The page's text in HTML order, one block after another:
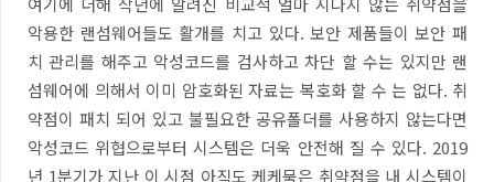
악용한 랜섬웨어들도 활개를 치고 있다.보안 제품들이 보안 패
치 관리를 해주고 악성코드를 검사하고 차단 할 수는 있지만 랜
섬웨어에 의해서 이미 암호화된 자료는 복호화 할 수 는 없다. 취
약점이 패치 되어 있고 불필요한 공유폴더를 사용하지 않는다면
악성코드 위협으로부터 시스템은 더욱 안전해 질 수 있다. 2019
년 1분기가 지난 이 시점 아직도 케케묵은 취약점을 내 시스템이